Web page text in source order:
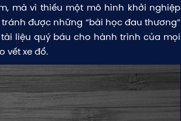
mà vì thiếu một mô hình khởi nghiệp
được những “bài học đau thương”
liệu quý báu cho hành trình của mọi
vết xe đổ.